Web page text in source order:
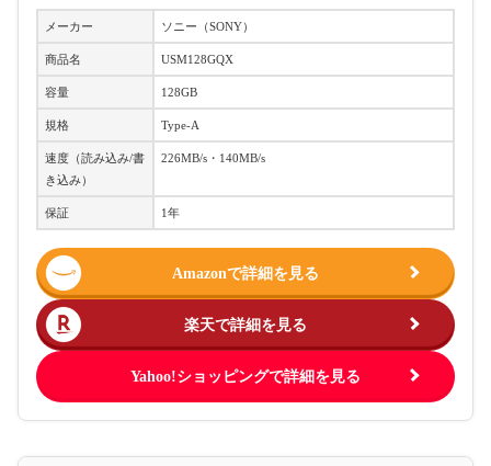
メーカー ソニー（SONY）
商品名 USM128GQX
容量 128GB
規格 Type-A
速度（読み込み/書
き込み）
226MB/s・140MB/s
保証 1年
Amazonで詳細を見る
楽天で詳細を見る
Yahoo!ショッピングで詳細を見る